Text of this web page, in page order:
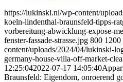
https://lukinski.nl/wp-content/
koeln-lindenthal-braunsfeld-tipps-
vorbereitung-abwicklung-expose-
fenster-fassade-strasse.jpg 800 1200
content/uploads/2024/04/lukinski-
germany-house-villa-off-market-
12:25:042022-07-17 14:05:40
Braunsfeld: Eigendom, onroerend